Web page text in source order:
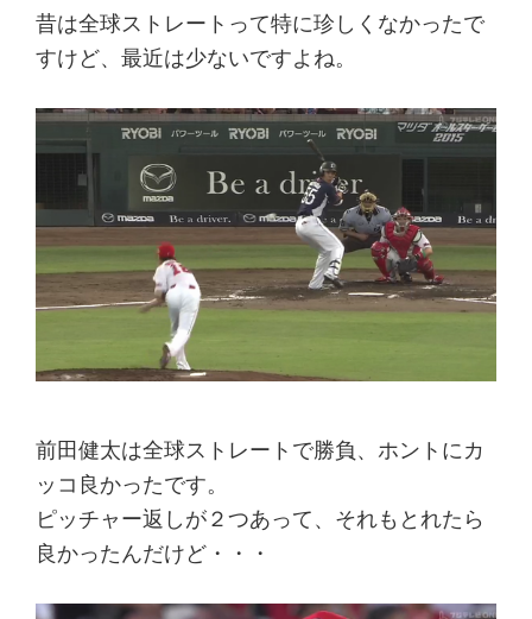
昔は全球ストレートって特に珍しくなかったで
すけど、最近は少ないですよね。
前田健太は全球ストレートで勝負、ホントにカ
ッコ良かったです。
ピッチャー返しが２つあって、それもとれたら
良かったんだけど・・・